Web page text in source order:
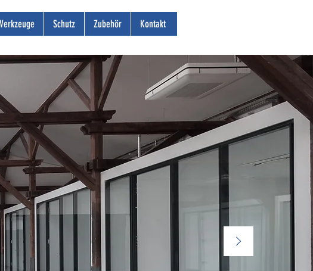
Schutz Zubehör Kontakt